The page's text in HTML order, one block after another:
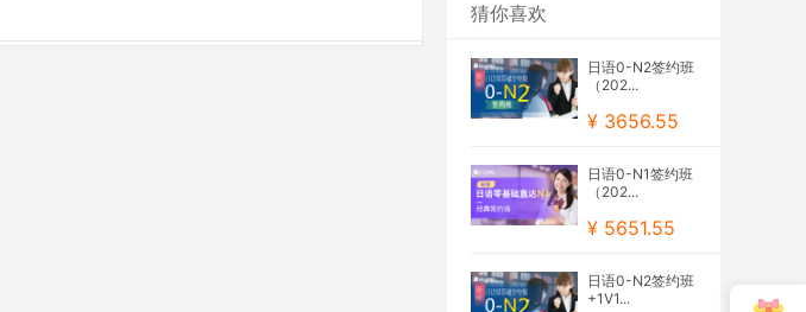
猜你喜欢
日语0-N2签约班
（202...
¥ 3656.55
日语0-N1签约班
（202...
¥ 5651.55
日语0-N2签约班
+1V1...